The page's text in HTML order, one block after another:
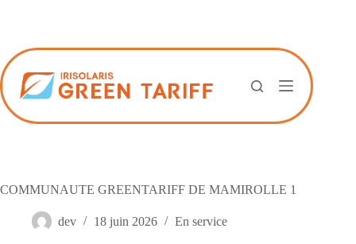
COMMUNAUTE GREENTARIFF DE MAMIROLLE 1
dev 18 juin 2026 En service